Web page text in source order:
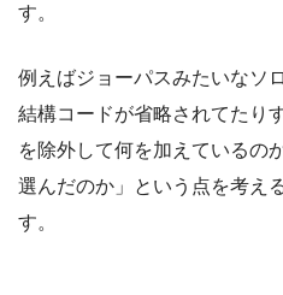
す。
例えばジョーパスみたいなソ
結構コードが省略されてたり
を除外して何を加えているのか
選んだのか 」という点を考え
す。